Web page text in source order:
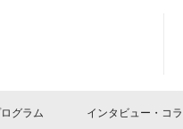
グラム インタビュー・コ